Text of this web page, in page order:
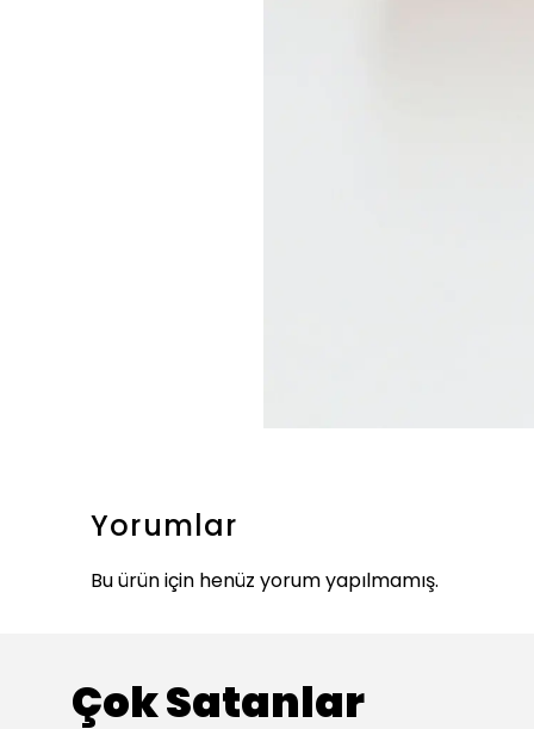
Yorumlar
Bu ürün için henüz yorum yapılmamış.
Çok Satanlar